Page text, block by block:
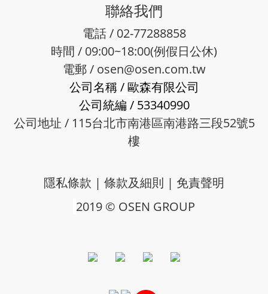
聯絡我們
電話 / 02-77288858
時間 / 09:00~18:00(例假日公休)
電郵 / osen@osen.com.tw
公司名稱/歐森有限公司
公司統編 / 53340990
公司地址 / 115台北市南港區南港路三段52號5
樓
隱私條款 | 條款及細則 | 免責聲明
2019 © OSEN GROUP